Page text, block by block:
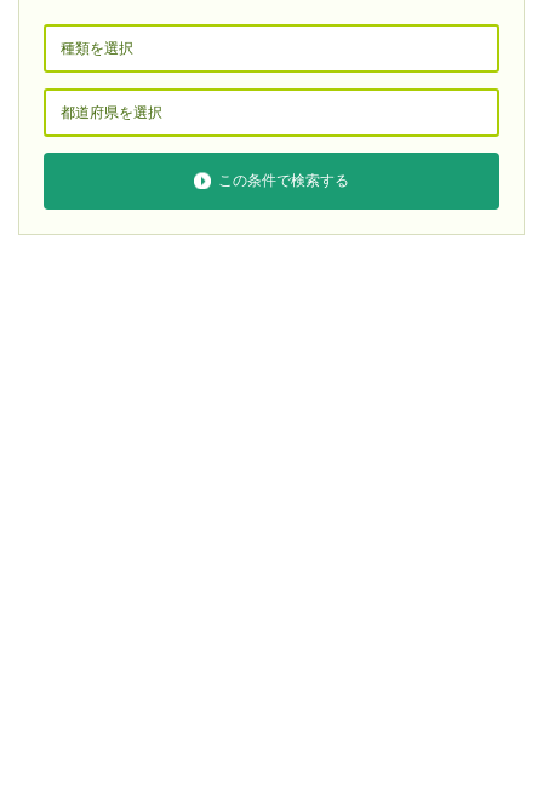
この条件で検索する